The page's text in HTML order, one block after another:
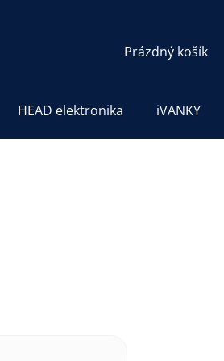
NÁKUPNÍ
Prázdný košík
HEAD elektronika iVANKY